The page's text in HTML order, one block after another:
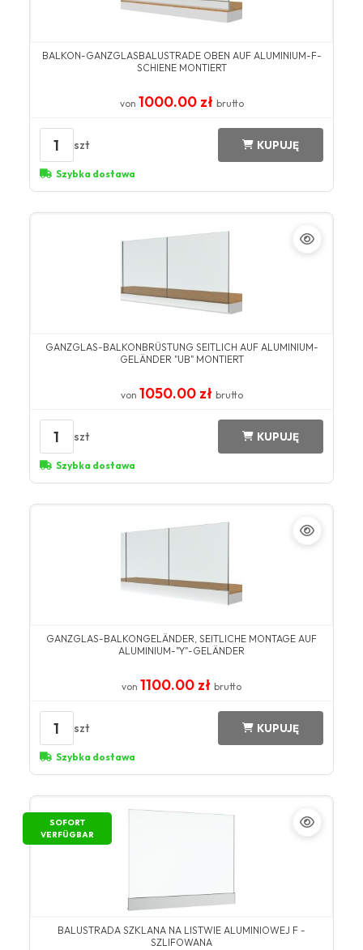
BALKON-GANZGLASBALUSTRADE OBEN AUF ALUMINIUM-F-
SCHIENE MONTIERT
von 1000.00 zł brutto
1 szt KUPUJĘ
Szybka dostawa
GANZGLAS-BALKONBRÜSTUNG SEITLICH AUF ALUMINIUM-
GELÄNDER "UB" MONTIERT
von 1050.00 zł brutto
1 szt KUPUJĘ
Szybka dostawa
GANZGLAS-BALKONGELÄNDER, SEITLICHE MONTAGE AUF
ALUMINIUM-"Y"-GELÄNDER
von 1100.00 zł brutto
1 szt KUPUJĘ
Szybka dostawa
SOFORT
VERFÜGBAR
BALUSTRADA SZKLANA NA LISTWIE ALUMINIOWEJ F -
SZLIFOWANA